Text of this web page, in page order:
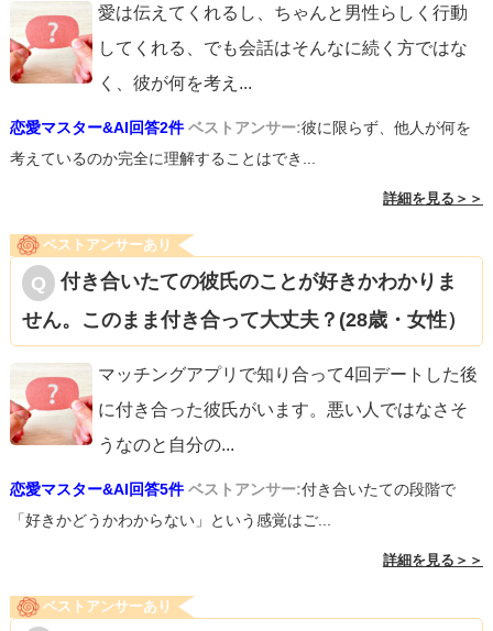
愛は伝えてくれるし、ちゃんと男性らしく行動
してくれる、でも会話はそんなに続く方ではな
く、彼が何を考え ...
恋愛マスター&AI回答2件 ベストアンサー:彼に限らず、他人が何を
考えているのか完全に理解することはでき...
詳細を見る＞＞
ベストアンサーあり
付き合いたての彼氏のことが好きかわかりま
せん。このまま付き合って大丈夫？(28歳・女性）
マッチングアプリで知り合って4回デートした後
に付き合った彼氏がいます。悪い人ではなさそ
うなのと自分の...
恋愛マスター&AI回答5件 ベストアンサー:付き合いたての段階で
「好きかどうかわからない」という感覚はご...
詳細を見る＞＞
ベストアンサーあり